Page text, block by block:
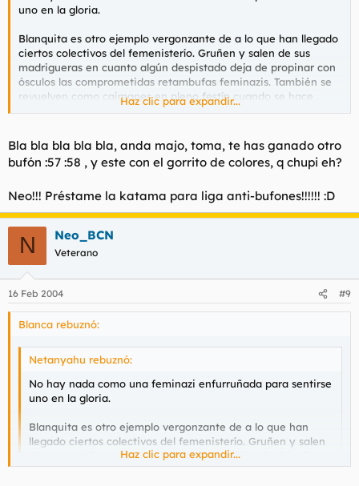
uno en la gloria.
Blanquita es otro ejemplo vergonzante de a lo que han llegado
ciertos colectivos del femenisterío. Gruñen y salen de sus
madrigueras en cuanto algún despistado deja de propinar con
ósculos las comprometidas retambufas feminazis. También se
revuelven como caimanes en pleno festín cuando se hace
crítica de aquellas aberraciones de tip@ lingüístic@ o se menta
mujer, por arcaicas y por pecar de lo mismo que se venía
criticando.
EL CHINGÓN DE CHINGONES
Haz clic para expandir...
Bla bla bla bla bla, anda majo, toma, te has ganado otro
bufón :57 :58 , y este con el gorrito de colores, q chupi eh?
Neo!!! Préstame la katama para liga anti-bufones!!!!!! :D
N Neo_BCN
Veterano
16 Feb 2004 #9
Blanca rebuznó:
Netanyahu rebuznó:
No hay nada como una feminazi enfurruñada para sentirse
uno en la gloria.
Blanquita es otro ejemplo vergonzante de a lo que han
llegado ciertos colectivos del femenisterío. Gruñen y salen
de sus madrigueras en cuanto algún despistado deja de
propinar con ósculos las comprometidas retambufas
Haz clic para expandir...